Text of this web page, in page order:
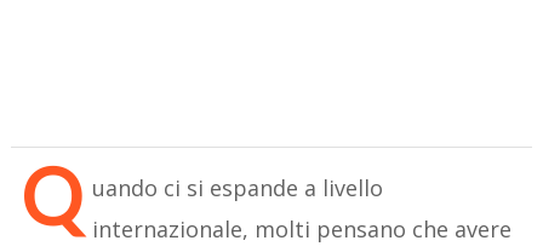
Q uando ci si espande a livello
internazionale, molti pensano che avere